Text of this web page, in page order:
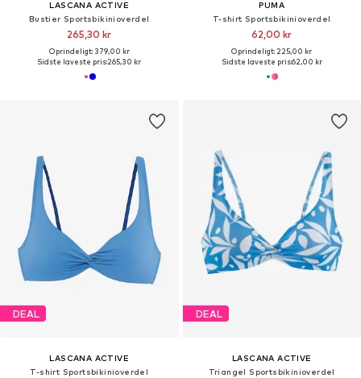
LASCANA ACTIVE
Bustier Sportsbikinioverdel
265,30 kr
Oprindeligt: 379,00 kr
Sidste laveste pris:265,30 kr
PUMA
T-shirt Sportsbikinioverdel
62,00 kr
Oprindeligt: 225,00 kr
Sidste laveste pris:62,00 kr
DEAL
LASCANA ACTIVE
T-shirt Sportsbikinioverdel
DEAL
LASCANA ACTIVE
Triangel Sportsbikinioverdel